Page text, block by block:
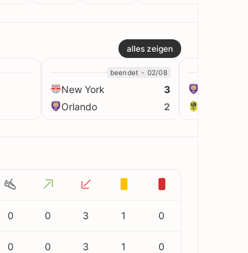
alles zeigen
beendet - 02/08
New York
3
Orlando
2
0 0 3 1 0
0 0 3 1 0